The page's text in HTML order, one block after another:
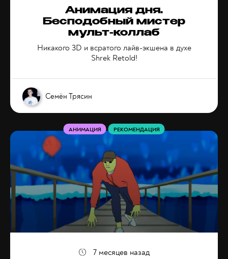
Анимация дня.
Бесподобный мистер
мульт-коллаб
Никакого 3D и всратого лайв-экшена в духе
Shrek Retold!
Семён Трясин
АНИМАЦИЯ РЕКОМЕНДАЦИЯ
7 месяцев назад